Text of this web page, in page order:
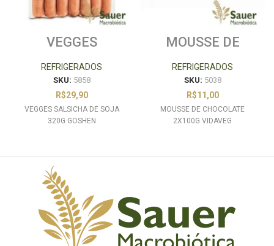
VEGGES
SOJA 320G
GOSHEN
REFRIGERADOS
SKU: 5858
R$29,90
VEGGES SALSICHA DE SOJA
320G GOSHEN
MOUSSE DE
2X100G VIDAVEG
REFRIGERADOS
SKU: 5038
R$11,00
MOUSSE DE CHOCOLATE
2X100G VIDAVEG